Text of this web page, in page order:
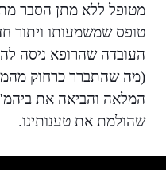
מטופל ללא מתן הסבר
טופס שמשמעותו ויתור
העובדה שהרופא ניסה
(מה שהתברר כרחוק
המלאה והביאה את
שהולמת את טענותינו.